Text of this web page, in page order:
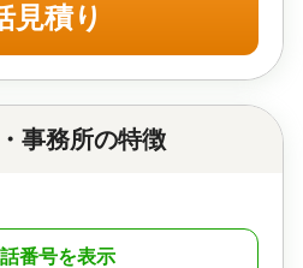
見積り
事務所の特徴
番号を表示